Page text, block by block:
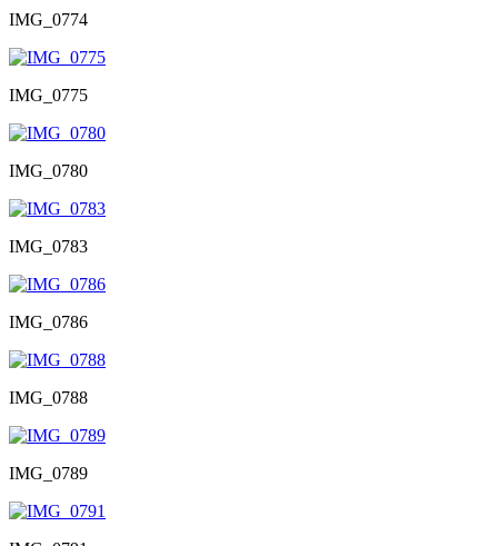
IMG_0774
IMG_0775
IMG_0780
IMG_0783
IMG_0786
IMG_0788
IMG_0789